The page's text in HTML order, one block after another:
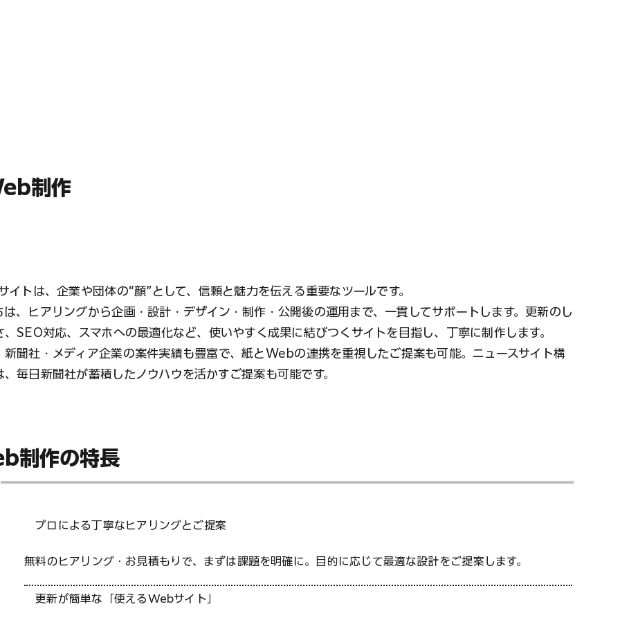
制作
イトは、企業や団体の“顔”として、信頼と魅力を伝える重要なツールです。
は、ヒアリングから企画・設計・デザイン・制作・公開後の運用まで、一貫してサポートします。更新のし
、SEO対応、スマホへの最適化など、使いやすく成果に結びつくサイトを目指し、丁寧に制作します。
新聞社・メディア企業の案件実績も豊富で、紙とWebの連携を重視したご提案も可能。ニュースサイト構
、毎日新聞社が蓄積したノウハウを活かすご提案も可能です。
制作の特長
プロによる丁寧なヒアリングとご提案
無料のヒアリング・お見積もりで、まずは課題を明確に。目的に応じて最適な設計をご提案します。
更新が簡単な「使えるWebサイト」